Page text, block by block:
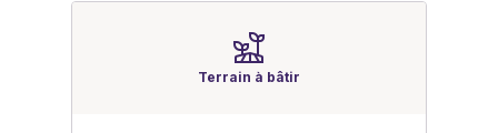
Terrain à bâtir